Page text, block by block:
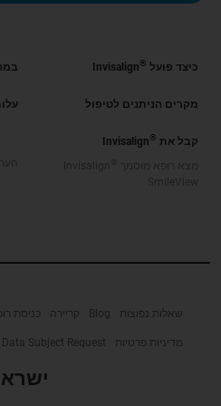
כיצד פועל ®
Invisalign
מקרים הניתנים לטיפול
קבל את ®
Invisalign
שאלות נפוצות Blog קריירה כניסת
מדיניות פרטיות Data Subject Request